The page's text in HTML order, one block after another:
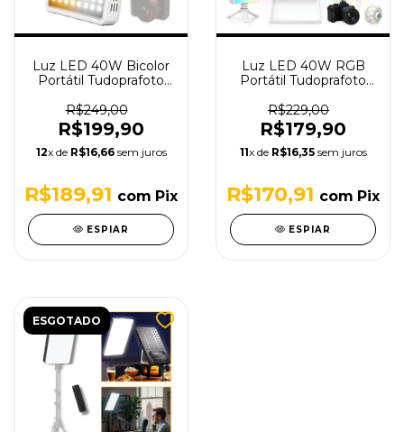
Luz LED 40W Bicolor
Portátil Tudoprafoto
Tripé e Capa difusora
R$249,00
R$199,90
12x de R$16,66sem juros
R$189,91 com Pix
ESPIAR
Luz LED 40W RGB
Portátil Tudoprafoto
Tripé e Capa difusora
R$229,00
R$179,90
11x de R$16,35sem juros
R$170,91 com Pix
ESPIAR
ESGOTADO